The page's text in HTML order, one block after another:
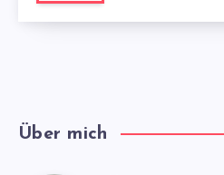
Über mich